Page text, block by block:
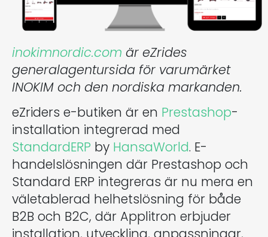
inokimnordic.com är eZrides
generalagentursida för varumärket
INOKIM och den nordiska markanden.
eZriders e-butiken är en Prestashop-
installation integrerad med
StandardERP by HansaWorld. E-
handelslösningen där Prestashop och
Standard ERP integreras är nu mera en
väletablerad helhetslösning för både
B2B och B2C, där Applitron erbjuder